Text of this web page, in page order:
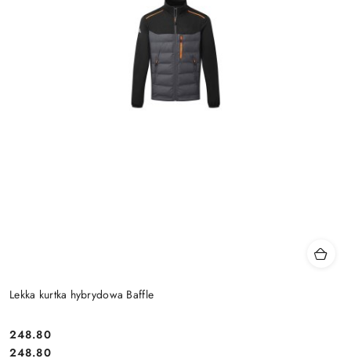
Lekka kurtka hybrydowa Baffle
Cena:
248.80
Cena:
248.80